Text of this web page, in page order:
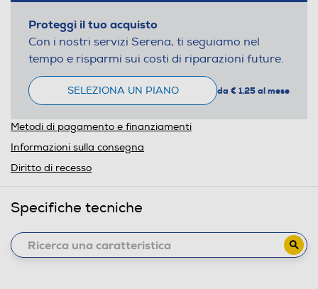
Proteggi il tuo acquisto
Con i nostri servizi Serena, ti seguiamo nel
tempo e risparmi sui costi di riparazioni future.
SELEZIONA UN PIANO da € 1,25 al mese
Metodi di pagamento e finanziamenti
Informazioni sulla consegna
Diritto di recesso
Specifiche tecniche